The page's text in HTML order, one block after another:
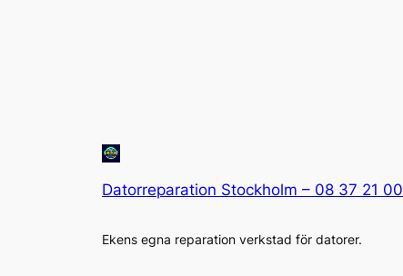
Datorreparation Stockholm – 08 37 21 00
Ekens egna reparation verkstad för datorer.